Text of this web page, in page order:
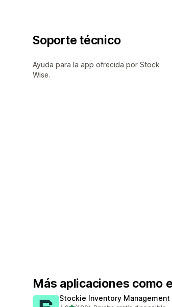
Soporte técnico
Ayuda para la app ofrecida por Stock
Wise.
Más aplicaciones como
Stockie Inventory Management